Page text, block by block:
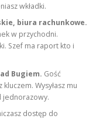
wkładki.
biura rachunkowe.
w przychodni.
Szef ma raport kto i
Bugiem. Gość
Wysyłasz mu
jednorazowy.
dostęp do